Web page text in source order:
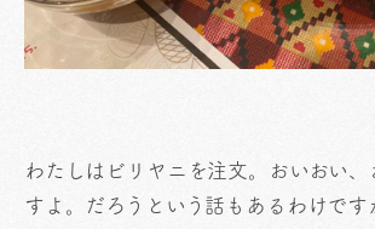
わたしはビリヤニを注文。おいおい
すよ。だろうという話もあるわけです